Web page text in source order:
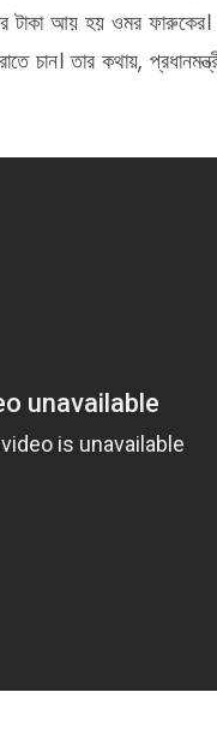
আয় হয় ওমর ফারুকের।
চান। তার কথায়,